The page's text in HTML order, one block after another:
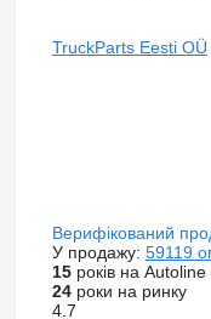
TruckParts Eesti OÜ
Верифікований
У продажу: 59119
15років на Autoline
24роки на ринку
4.7